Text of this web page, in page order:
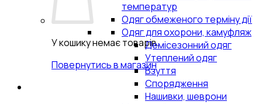
У кошику немає товарів.
Повернутись в магазин
температур
Одяг обмеженого терміну дії
Одяг для охорони, камуфляж
Демісезонний одяг
Утеплений одяг
Взуття
Спорядження
Нашивки, шеврони